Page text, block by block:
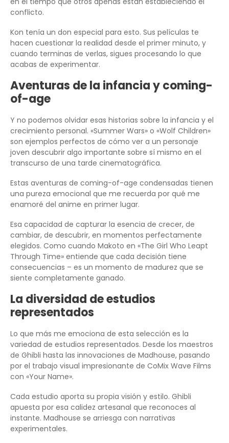
conflicto.
Kon tenía un don especial para esto. Sus películas te
hacen cuestionar la realidad desde el primer minuto, y
cuando terminas de verlas, sigues procesando lo que
acabas de experimentar.
Aventuras de la infancia y coming-
of-age
Y no podemos olvidar esas historias sobre la infancia y el
crecimiento personal. «Summer Wars» o «Wolf Children»
son ejemplos perfectos de cómo ver a un personaje
joven descubrir algo importante sobre sí mismo en el
transcurso de una tarde cinematográfica.
Estas aventuras de coming-of-age condensadas tienen
una pureza emocional que me recuerda por qué me
enamoré del anime en primer lugar.
Esa capacidad de capturar la esencia de crecer, de
cambiar, de descubrir, en momentos perfectamente
elegidos. Como cuando Makoto en «The Girl Who Leapt
Through Time» entiende que cada decisión tiene
consecuencias – es un momento de madurez que se
siente completamente ganado.
La diversidad de estudios
representados
Lo que más me emociona de esta selección es la
variedad de estudios representados. Desde los maestros
de Ghibli hasta las innovaciones de Madhouse, pasando
por el trabajo visual impresionante de CoMix Wave Films
con «Your Name».
Cada estudio aporta su propia visión y estilo. Ghibli
apuesta por esa calidez artesanal que reconoces al
instante. Madhouse se arriesga con narrativas
experimentales.